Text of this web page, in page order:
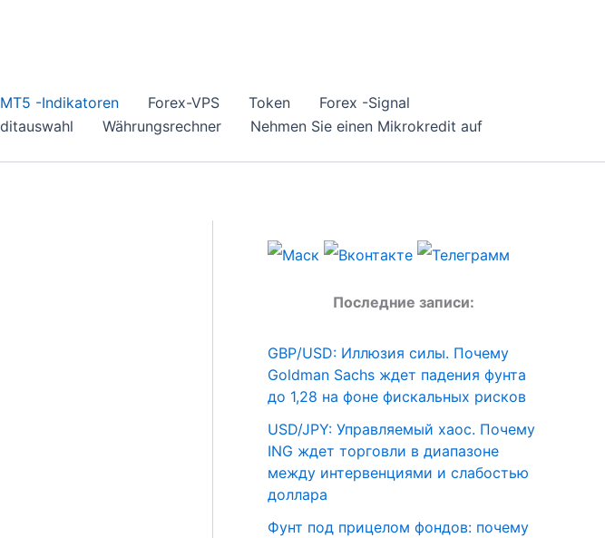
MT5 -Indikatoren Forex-VPS Token
Forex -Signal
Währungsrechner
Nehmen Sie einen Mikrokredit auf
Последние записи:
GBP/USD: Иллюзия силы. Почему
Goldman Sachs ждет падения фунта
до 1,28 на фоне фискальных рисков
USD/JPY: Управляемый хаос. Почему
ING ждет торговли в диапазоне
между интервенциями и слабостью
доллара
Фунт под прицелом фондов: почему